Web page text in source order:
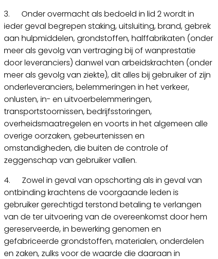
3. Onder overmacht als bedoeld in lid 2 wordt in
ieder geval begrepen staking, uitsluiting, brand, gebrek
aan hulpmiddelen, grondstoffen, halffabrikaten (onder
meer als gevolg van vertraging bij of wanprestatie
door leveranciers) danwel van arbeidskrachten (onder
meer als gevolg van ziekte), dit alles bij gebruiker of zijn
onderleveranciers, belemmeringen in het verkeer,
onlusten, in- en uitvoerbelemmeringen,
transportstoornissen, bedrijfsstoringen,
overheidsmaatregelen en voorts in het algemeen alle
overige oorzaken, gebeurtenissen en
omstandigheden, die buiten de controle of
zeggenschap van gebruiker vallen.
4. Zowel in geval van opschorting als in geval van
ontbinding krachtens de voorgaande leden is
gebruiker gerechtigd terstond betaling te verlangen
van de ter uitvoering van de overeenkomst door hem
gereserveerde, in bewerking genomen en
gefabriceerde grondstoffen, materialen, onderdelen
en zaken, zulks voor de waarde die daaraan in